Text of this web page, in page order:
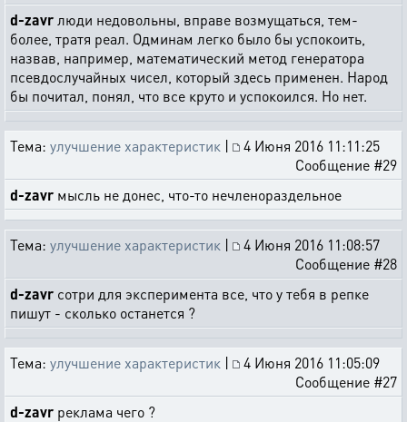
d-zavr люди недовольны, вправе возмущаться, тем-
более, тратя реал. Одминам легко было бы успокоить,
назвав, например, математический метод генератора
псевдослучайных чисел, который здесь применен. Народ
бы почитал, понял, что все круто и успокоился. Но нет.
Тема: улучшение характеристик |
4 Июня 2016 11:11:25
Сообщение #29
d-zavr мысль не донес, что-то нечленораздельное
Тема: улучшение характеристик |
4 Июня 2016 11:08:57
Сообщение #28
d-zavr сотри для эксперимента все, что у тебя в репке
пишут - сколько останется ?
Тема: улучшение характеристик |
4 Июня 2016 11:05:09
Сообщение #27
d-zavr реклама чего ?